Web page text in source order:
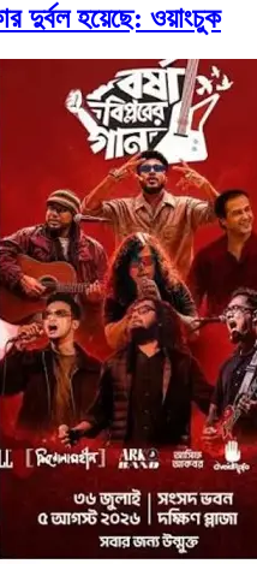
দুর্বল হয়েছে: ওয়াংচুক